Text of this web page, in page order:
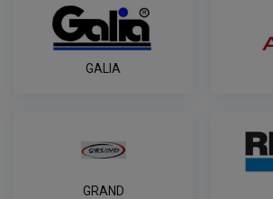
GALIA
GRAND